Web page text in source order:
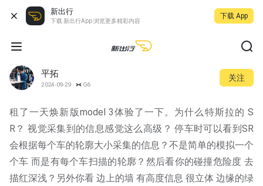
新出行
下载 新出行App 浏览更多精彩内容
下载 App
平拓
2024-09-29 G6
关注
租了一天焕新版model 3体验了一下。为什么特斯拉的 S
R？ 视觉采集到的信息感觉这么高级？ 停车时可以看到SR
会根据每个车的轮廓大小采集的信息？不是简单的模拟一个
个车 而是有每个车扫描的轮廓？然后看你的碰撞危险度 去
描红深浅？另外你看 边上的墙 有高度信息 很立体 边缘的绿